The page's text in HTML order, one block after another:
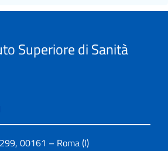
Superiore di Sanità
00161 – Roma (I)